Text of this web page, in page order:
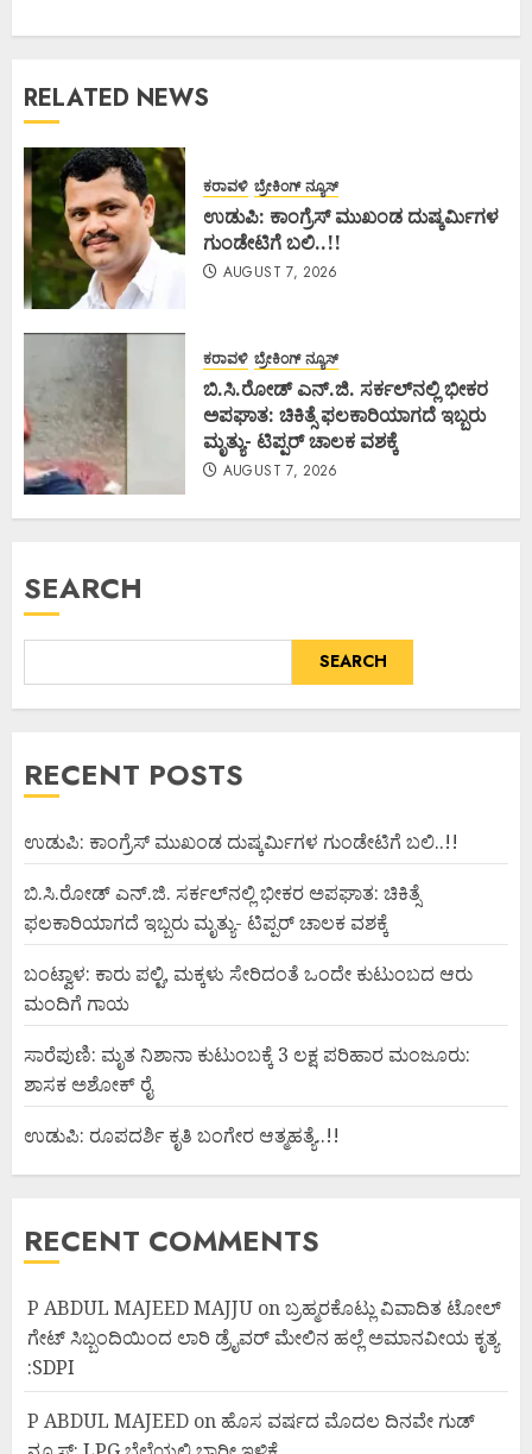
RELATED NEWS
ಕರಾವಳಿ ಬ್ರೇಕಿಂಗ್ ನ್ಯೂಸ್
ಉಡುಪಿ: ಕಾಂಗ್ರೆಸ್ ಮುಖಂಡ ದುಷ್ಕರ್ಮಿಗಳ
ಗುಂಡೇಟಿಗೆ ಬಲಿ..!!
AUGUST 7, 2026
ಕರಾವಳಿ ಬ್ರೇಕಿಂಗ್ ನ್ಯೂಸ್
ಬಿ.ಸಿ.ರೋಡ್ ಎನ್.ಜಿ. ಸರ್ಕಲ್‌ನಲ್ಲಿ ಭೀಕರ
ಅಪಘಾತ: ಚಿಕಿತ್ಸೆ ಫಲಕಾರಿಯಾಗದೆ ಇಬ್ಬರು
ಮೃತ್ಯು- ಟಿಪ್ಪರ್ ಚಾಲಕ ವಶಕ್ಕೆ
AUGUST 7, 2026
SEARCH
SEARCH
RECENT POSTS
ಉಡುಪಿ: ಕಾಂಗ್ರೆಸ್ ಮುಖಂಡ ದುಷ್ಕರ್ಮಿಗಳ ಗುಂಡೇಟಿಗೆ ಬಲಿ..!!
ಬಿ.ಸಿ.ರೋಡ್ ಎನ್.ಜಿ. ಸರ್ಕಲ್‌ನಲ್ಲಿ ಭೀಕರ ಅಪಘಾತ: ಚಿಕಿತ್ಸೆ
ಫಲಕಾರಿಯಾಗದೆ ಇಬ್ಬರು ಮೃತ್ಯು- ಟಿಪ್ಪರ್ ಚಾಲಕ ವಶಕ್ಕೆ
ಬಂಟ್ವಾಳ: ಕಾರು ಪಲ್ಟಿ, ಮಕ್ಕಳು ಸೇರಿದಂತೆ ಒಂದೇ ಕುಟುಂಬದ ಆರು
ಮಂದಿಗೆ ಗಾಯ
ಸಾರೆಪುಣಿ: ಮೃತ ನಿಶಾನಾ ಕುಟುಂಬಕ್ಕೆ 3 ಲಕ್ಷ ಪರಿಹಾರ ಮಂಜೂರು:
ಶಾಸಕ ಅಶೋಕ್ ರೈ
ಉಡುಪಿ: ರೂಪದರ್ಶಿ ಕೃತಿ ಬಂಗೇರ ಆತ್ಮಹತ್ಯೆ..!!
RECENT COMMENTS
P ABDUL MAJEED MAJJU onಬ್ರಹ್ಮರಕೊಟ್ಲು ವಿವಾದಿತ ಟೋಲ್
ಗೇಟ್ ಸಿಬ್ಬಂದಿಯಿಂದ ಲಾರಿ ಡ್ರೈವರ್ ಮೇಲಿನ ಹಲ್ಲೆ ಅಮಾನವೀಯ ಕೃತ್ಯ
:SDPI
P ABDUL MAJEED on ಹೊಸ ವರ್ಷದ ಮೊದಲ ದಿನವೇ ಗುಡ್